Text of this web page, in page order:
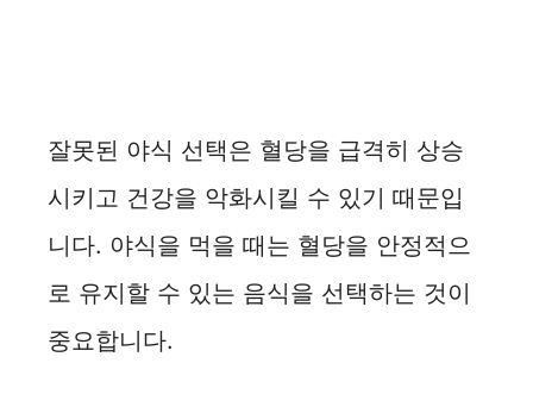
잘못된 야식 선택은 혈당을 급격히 상승
시키고 건강을 악화시킬 수 있기 때문입
니다. 야식을 먹을 때는 혈당을 안정적으
로 유지할 수 있는 음식을 선택하는 것이
중요합니다.